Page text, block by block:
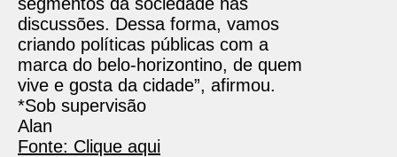
discussões. Dessa forma, vamos
criando políticas públicas com a
marca do belo-horizontino, de quem
vive e gosta da cidade”, afirmou.
*Sob supervisão
Alan
Fonte: Clique aqui